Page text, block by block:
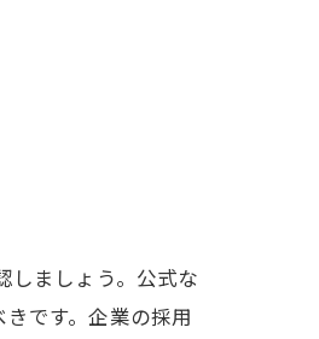
しましょう。公式な
です。企業の採用